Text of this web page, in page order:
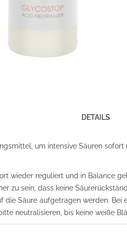
DETAILS
um intensive Säuren
wieder reguliert und in Balance
zu sein, dass keine
die Säure aufgetragen werden.
neutralisieren, bis keine weiße